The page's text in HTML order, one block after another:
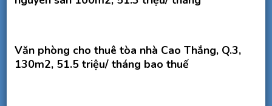
Văn phòng cho thuê tòa nhà Cao Thắng, Q.3,
130m2, 51.5 triệu/ tháng bao thuế